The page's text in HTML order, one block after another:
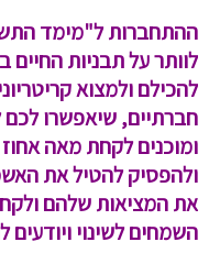
ההתחברות ל"מימד
לוותר על תבניות
להכילם ולמצוא
חברתיים, שיאפשרו
ומוכנים לקחת מאה
ולהפסיק להטיל את
את המציאות שלהם
השמחים לשינוי ויודעים